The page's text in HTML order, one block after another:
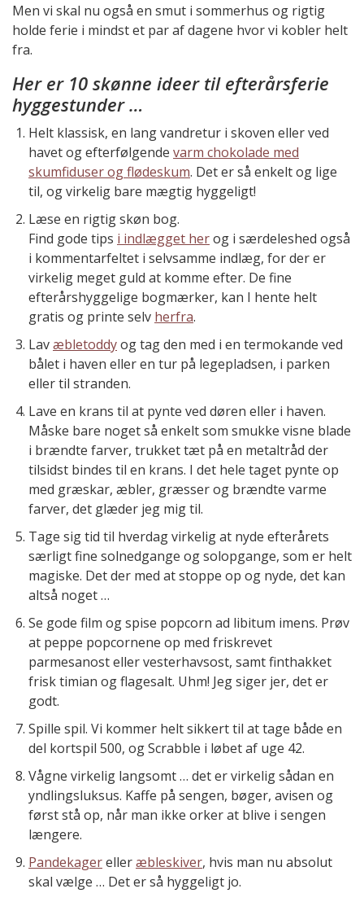
Men vi skal nu også en smut i sommerhus og rigtig
holde ferie i mindst et par af dagene hvor vi kobler helt
fra.
Her er 10 skønne ideer til efterårsferie
hyggestunder …
Helt klassisk, en lang vandretur i skoven eller ved
havet og efterfølgende varm chokolade med
skumfiduser og flødeskum. Det er så enkelt og lige
til, og virkelig bare mægtig hyggeligt!
Læse en rigtig skøn bog.
Find gode tips i indlægget herog i særdeleshed også
i kommentarfeltet i selvsamme indlæg, for der er
virkelig meget guld at komme efter. De fine
efterårshyggelige bogmærker, kan I hente helt
gratis og printe selv herfra.
Lavæbletoddyog tag den med i en termokande ved
bålet i haven eller en tur på legepladsen, i parken
eller til stranden.
Lave en krans til at pynte ved døren eller i haven.
Måske bare noget så enkelt som smukke visne blade
i brændte farver, trukket tæt på en metaltråd der
tilsidst bindes til en krans. I det hele taget pynte op
med græskar, æbler, græsser og brændte varme
farver, det glæder jeg mig til.
Tage sig tid til hverdag virkelig at nyde efterårets
særligt fine solnedgange og solopgange, som er helt
magiske. Det der med at stoppe op og nyde, det kan
altså noget …
Se gode film og spise popcorn ad libitum imens. Prøv
at peppe popcornene op med friskrevet
parmesanost eller vesterhavsost, samt finthakket
frisk timian og flagesalt. Uhm! Jeg siger jer, det er
godt.
Spille spil. Vi kommer helt sikkert til at tage både en
del kortspil 500, og Scrabble i løbet af uge 42.
Vågne virkelig langsomt … det er virkelig sådan en
yndlingsluksus. Kaffe på sengen, bøger, avisen og
først stå op, når man ikke orker at blive i sengen
længere.
Pandekagerelleræbleskiver, hvis man nu absolut
skal vælge … Det er så hyggeligt jo.